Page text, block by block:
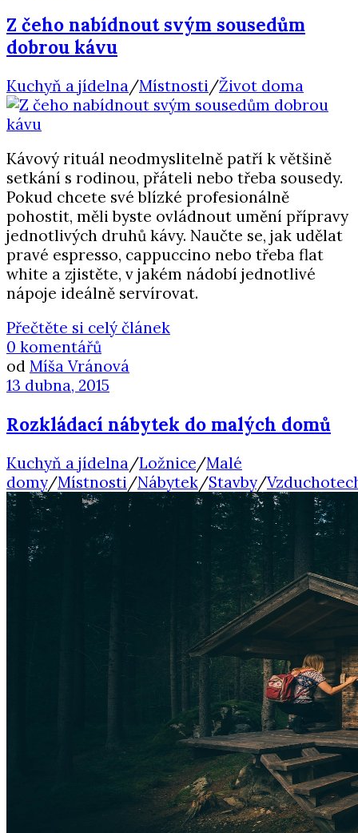
Z čeho nabídnout svým sousedům
dobrou kávu
Kuchyň a jídelna/Místnosti/Život doma
Kávový rituál neodmyslitelně patří k většině
setkání s rodinou, přáteli nebo třeba sousedy.
Pokud chcete své blízké profesionálně
pohostit, měli byste ovládnout umění přípravy
jednotlivých druhů kávy. Naučte se, jak udělat
pravé espresso, cappuccino nebo třeba flat
white a zjistěte, v jakém nádobí jednotlivé
nápoje ideálně servírovat.
Přečtěte si celý článek
0 komentářů
od Míša Vránová
13 dubna, 2015
Rozkládací nábytek do malých domů
Kuchyň a jídelna /Ložnice/Malé
domy/Místnosti /Nábytek/Stavby/